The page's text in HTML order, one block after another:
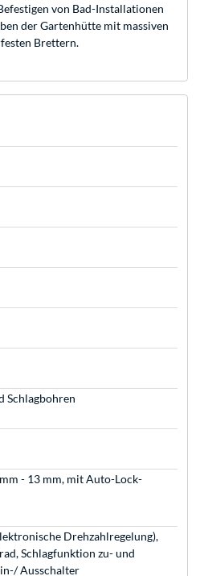
von Bad-Installationen
der Gartenhütte mit massiven
Brettern.
Schlagbohren
- 13 mm, mit Auto-Lock-
Drehzahlregelung),
Schlagfunktion zu- und
Ausschalter